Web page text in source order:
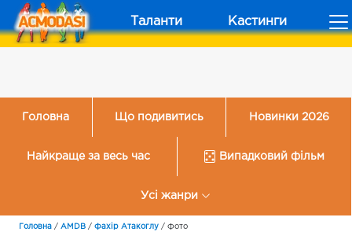
Таланти Кастинги
Головна Що подивитись Новинки 2026
Найкраще за весь час Випадковий фільм
Усі жанри
Головна / AMDB / Фахір Атакоглу / Фото